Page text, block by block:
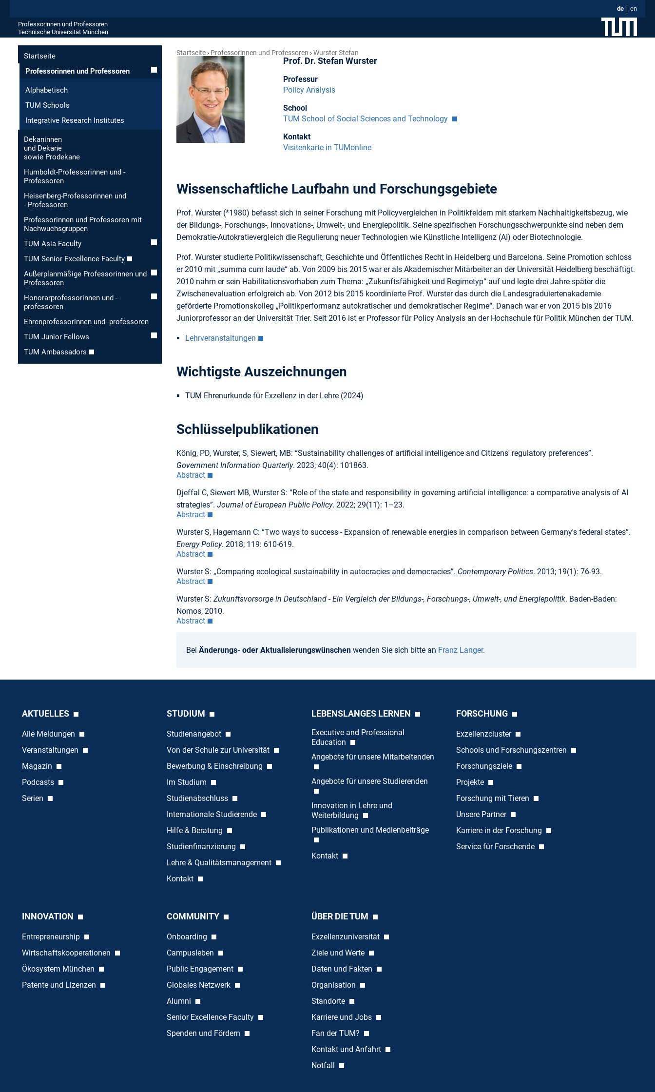
de en
Professorinnen und Professoren
Technische Universität München
Startseite
Professorinnen und Professoren
Alphabetisch
TUM Schools
Integrative Research Institutes
Dekaninnen
und Dekane
sowie Prodekane
Humboldt-Professorinnen und -
Professoren
Heisenberg-Professorinnen und
- Professoren
Professorinnen und Professoren mit
Nachwuchsgruppen
TUM Asia Faculty
TUM Senior Excellence Faculty
Außerplanmäßige Professorinnen und
Professoren
Honorar­professorinnen und -
professoren
Ehren­professorinnen und -professoren
TUM Junior Fellows
TUM Ambassadors
Startseite Professorinnen und Professoren Wurster Stefan
Prof. Dr. Stefan Wurster
Professur
Policy Analysis
School
TUM School of Social Sciences and Technology
Kontakt
Visitenkarte in TUMonline
Wissenschaftliche Laufbahn und Forschungsgebiete
Prof. Wurster (*1980) befasst sich in seiner Forschung mit Policyvergleichen in Politikfeldern mit starkem Nachhaltigkeitsbezug, wie
der Bildungs-, Forschungs-, Innovations-, Umwelt-, und Energiepolitik. Seine spezifischen Forschungsschwerpunkte sind neben dem
Demokratie-Autokratievergleich die Regulierung neuer Technologien wie Künstliche Intelligenz (AI) oder Biotechnologie.
Prof. Wurster studierte Politikwissenschaft, Geschichte und Öffentliches Recht in Heidelberg und Barcelona. Seine Promotion schloss
er 2010 mit „summa cum laude“ ab. Von 2009 bis 2015 war er als Akademischer Mitarbeiter an der Universität Heidelberg beschäftigt.
2010 nahm er sein Habilitationsvorhaben zum Thema: „Zukunftsfähigkeit und Regimetyp“ auf und legte drei Jahre später die
Zwischenevaluation erfolgreich ab. Von 2012 bis 2015 koordinierte Prof. Wurster das durch die Landesgraduiertenakademie
geförderte Promotionskolleg „Politikperformanz autokratischer und demokratischer Regime“. Danach war er von 2015 bis 2016
Juniorprofessor an der Universität Trier. Seit 2016 ist er Professor für Policy Analysis an der Hochschule für Politik München der TUM.
Lehrveranstaltungen
Wichtigste Auszeichnungen
TUM Ehrenurkunde für Exzellenz in der Lehre (2024)
Schlüsselpublikationen
König, PD, Wurster, S, Siewert, MB: “Sustainability challenges of artificial intelligence and Citizens' regulatory preferences”.
Government Information Quarterly. 2023; 40(4): 101863.
Abstract
Djeffal C, Siewert MB, Wurster S: “Role of the state and responsibility in governing artificial intelligence: a comparative analysis of AI
strategies”. Journal of European Public Policy. 2022; 29(11): 1–23.
Abstract
Wurster S, Hagemann C: “Two ways to success - Expansion of renewable energies in comparison between Germany's federal states”.
Energy Policy. 2018; 119: 610-619.
Abstract
Wurster S: „Comparing ecological sustainability in autocracies and democracies”. Contemporary Politics. 2013; 19(1): 76-93.
Abstract
Wurster S: Zukunftsvorsorge in Deutschland - Ein Vergleich der Bildungs-, Forschungs-, Umwelt-, und Energiepolitik. Baden-Baden:
Nomos, 2010.
Abstract
Bei Änderungs- oder Aktualisierungswünschen wenden Sie sich bitte an Franz Langer.
AKTUELLES
Alle Meldungen
Veranstaltungen
Magazin
Podcasts
Serien
STUDIUM
Studienangebot
Von der Schule zur Universität
Bewerbung & Einschreibung
Im Studium
Studienabschluss
Internationale Studierende
Hilfe & Beratung
Studienfinanzierung
Lehre & Qualitätsmanagement
Kontakt
LEBENSLANGES LERNEN
Executive and Professional
Education
Angebote für unsere Mitarbeitenden
Angebote für unsere Studierenden
Innovation in Lehre und
Weiterbildung
Publikationen und Medienbeiträge
Kontakt
FORSCHUNG
Exzellenzcluster
Schools und Forschungszentren
Forschungsziele
Projekte
Forschung mit Tieren
Unsere Partner
Karriere in der Forschung
Service für Forschende
INNOVATION
Entrepreneurship
Wirtschaftskooperationen
Ökosystem München
Patente und Lizenzen
COMMUNITY
Onboarding
Campusleben
Public Engagement
Globales Netzwerk
Alumni
Senior Excellence Faculty
Spenden und Fördern
ÜBER DIE TUM
Exzellenzuniversität
Ziele und Werte
Daten und Fakten
Organisation
Standorte
Karriere und Jobs
Fan der TUM?
Kontakt und Anfahrt
Notfall